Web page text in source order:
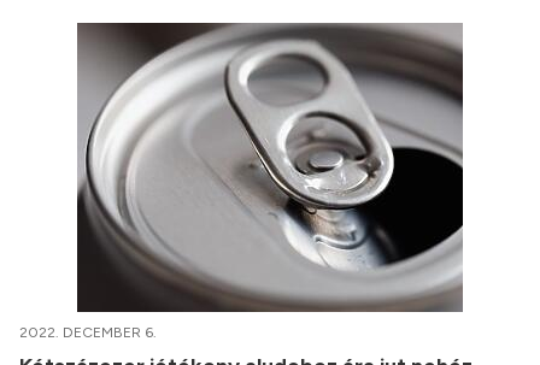
2022. DECEMBER 6.